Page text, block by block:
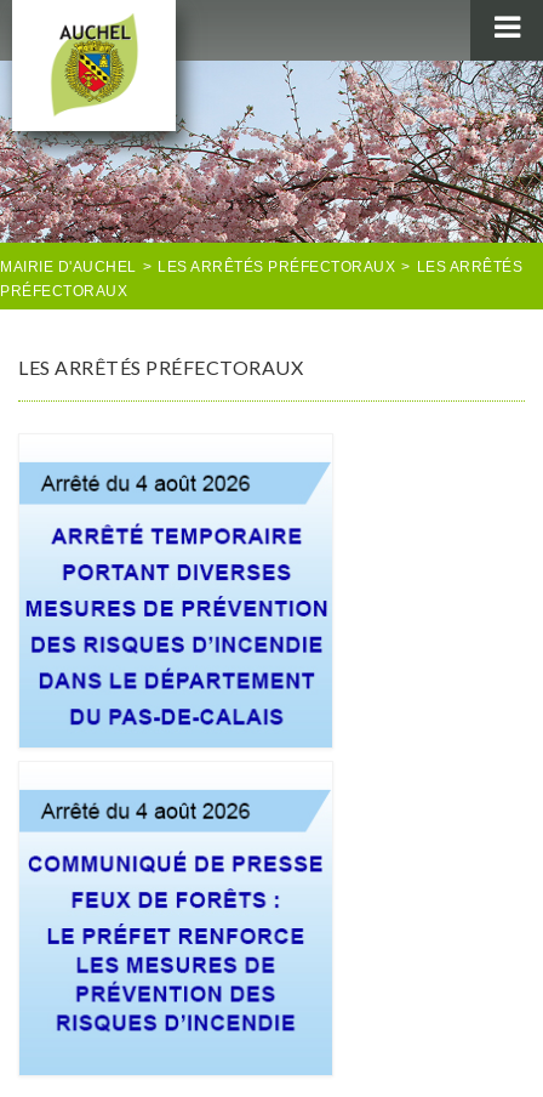
MAIRIE
AU QUOTIDIEN
AGENDA & LOISIRS
AUCHEL EN IMAGES
MAIRIE D'AUCHEL > LES ARRÊTÉS PRÉFECTORAUX > LES ARRÊTÉS
PRÉFECTORAUX
LES ARRÊTÉS PRÉFECTORAUX